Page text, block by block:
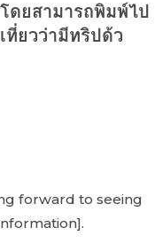
ดยสามารถพิมพ์ไป
ที่ยวว่ามีทริปด้ว
forward to seeing